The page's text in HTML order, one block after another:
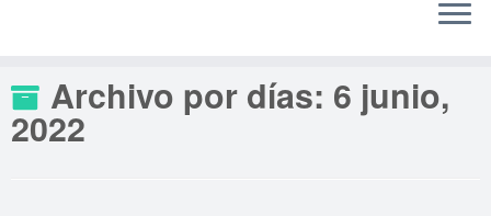
Archivo por días: 6 junio,
2022